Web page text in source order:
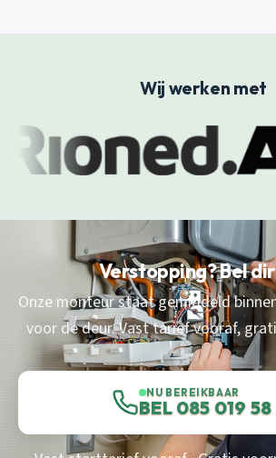
Wij werken met
Verstopping? Bel
Onze monteur staat gemiddeld
voor de deur. Vast tarief vooraf,
NU BEREIKBAAR
BEL 085 019 58